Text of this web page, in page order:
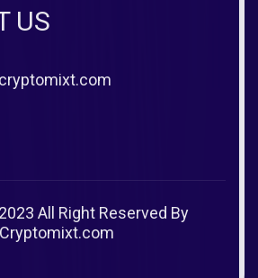
US
All Right Reserved By
Cryptomixt.com